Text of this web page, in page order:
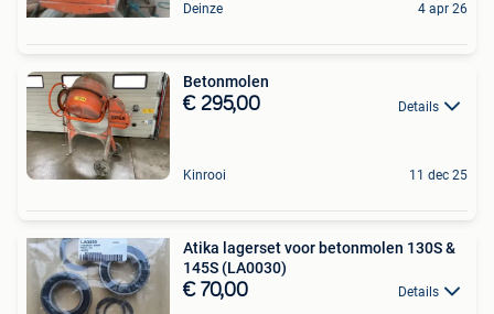
Deinze 4 apr 26
Betonmolen
€ 295,00 Details
Kinrooi 11 dec 25
Atika lagerset voor betonmolen 130S &
145S (LA0030)
€ 70,00 Details